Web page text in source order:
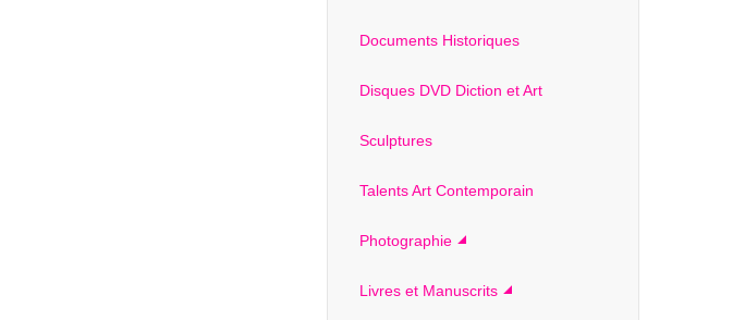
Documents Historiques
Disques DVD Diction et Art
Sculptures
Talents Art Contemporain
Photographie
Livres et Manuscrits